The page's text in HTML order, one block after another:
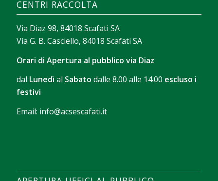
recherche, le tri des jeux et les outils qui facilitent
l’exploration sans perdre de temps.
CENTRI RACCOLTA
Via Diaz 98, 84018 Scafati SA
Via G. B. Casciello, 84018 Scafati SA
Orari di Apertura al pubblico via Diaz
dal Lunedì al Sabato dalle 8.00 alle 14.00 escluso i
festivi
Email: info@acsescafati.it
comment se déroule chaque manche avant